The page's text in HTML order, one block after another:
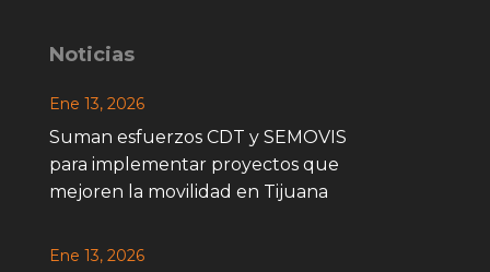
Noticias
Suman esfuerzos CDT y SEMOVIS
para implementar proyectos que
mejoren la movilidad en Tijuana
Ene 13, 2026
Ene 13, 2026